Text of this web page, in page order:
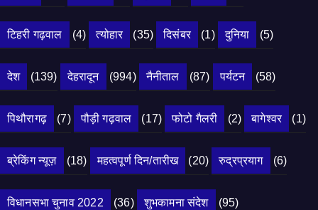
टिहरी गढ़वाल (4) त्योहार (35) दिसंबर (1) दुनिया (5)
देश (139) देहरादून (994) नैनीताल (87) पर्यटन (58)
पिथौरागढ़ (7) पौड़ी गढ़वाल (17) फोटो गैलरी (2) बागेश्वर (1)
ब्रेकिंग न्यूज़ (18) महत्वपूर्ण दिन/तारीख (20) रुद्रप्रयाग (6)
विधानसभा चुनाव 2022 (36) शुभकामना संदेश (95)